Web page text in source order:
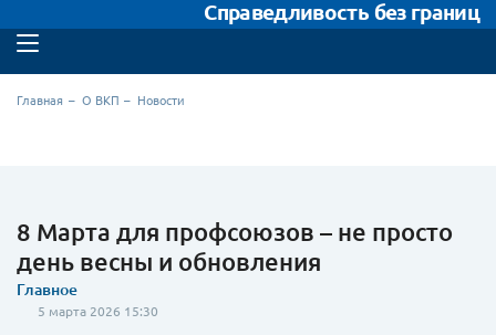
Справедливость без границ
Главная О ВКП Новости
8 Марта для профсоюзов – не просто
день весны и обновления
Главное
5 марта 2026 15:30